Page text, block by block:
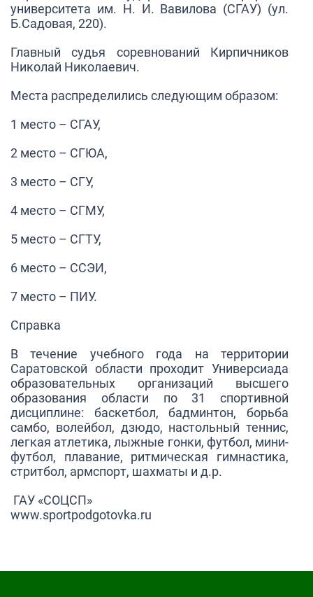
университета им. Н. И. Вавилова (СГАУ) (ул.
Б.Садовая, 220).
Главный судья соревнований Кирпичников
Николай Николаевич.
Места распределились следующим образом:
1 место – СГАУ,
2 место – СГЮА,
3 место – СГУ,
4 место – СГМУ,
5 место – СГТУ,
6 место – ССЭИ,
7 место – ПИУ.
Справка
В течение учебного года на территории
Саратовской области проходит Универсиада
образовательных организаций высшего
образования области по 31 спортивной
дисциплине: баскетбол, бадминтон, борьба
самбо, волейбол, дзюдо, настольный теннис,
легкая атлетика, лыжные гонки, футбол, мини-
футбол, плавание, ритмическая гимнастика,
стритбол, армспорт, шахматы и д.р.
ГАУ «СОЦСП»
www.sportpodgotovka.ru